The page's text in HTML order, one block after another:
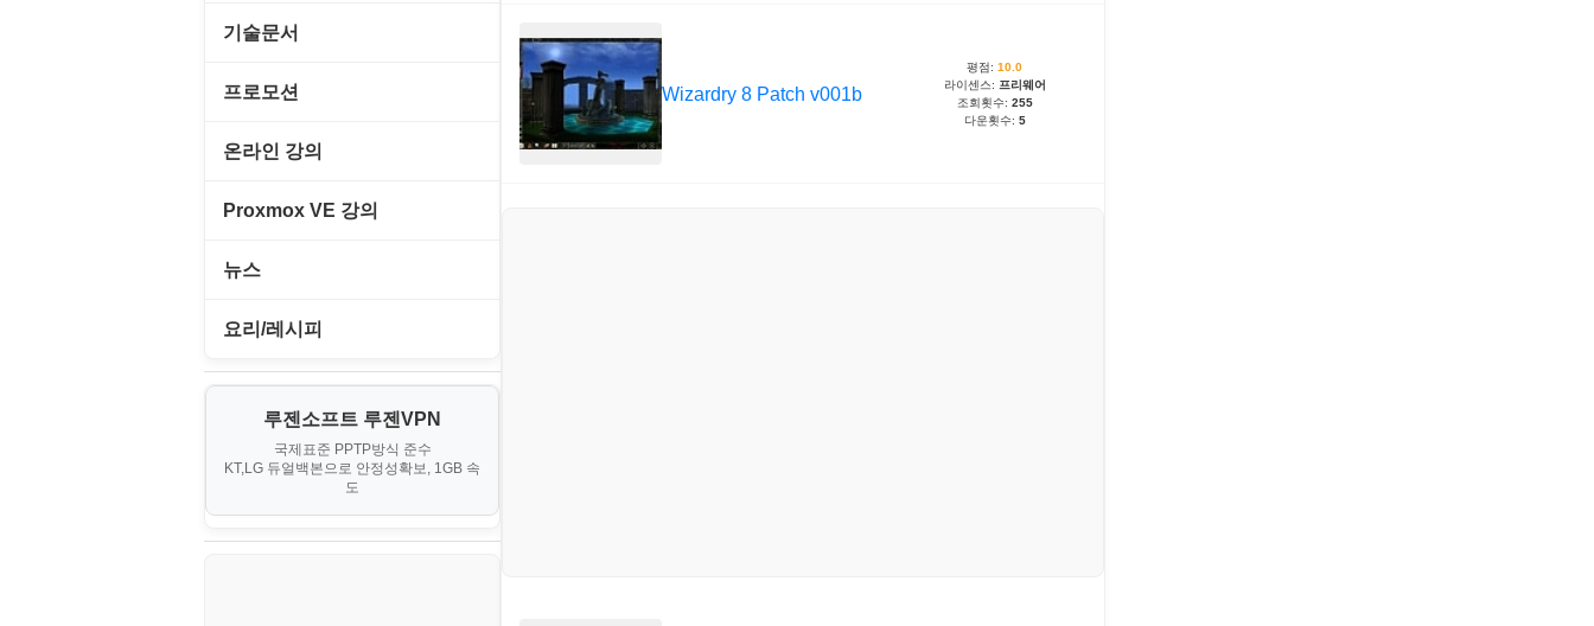
웹 유틸리티
사운드카드
입력장치
저장장치
판매/재고/회계
프로그래밍 관련
경찰청-범죄예방
경찰청-수사
경찰청-외국어번역본
경찰청-외사
계약서
등기소
이력서
Emulator(게임실행기)
오락실게임
휴대용게임
기술문서
C#, .NET, Visual Studio
JavaScript
MacOS/맥북
MCP
MS SQL Server
프로모션
고정아이피.net
엔탑프로(NTOPPRO)
휴폐업조회
온라인 강의
PHP - 고급
부동산
Proxmox VE 강의
I. Proxmox VE 기본 환경 구축
IV. 클러스터 및 고가용성 (HA)
V. 고급 기능 및 CLI 활용
VI. 장애 조치 (Failover) 심화 시
뉴스
IT/보안
게임
경제
부동산
요리/레시피
노하우
소스/양념장
루젠소프트 루젠VPN
국제표준 PPTP방식 준수
KT,LG 듀얼백본으로 안정성확보, 1GB 속
도
Wizardry 8 Patch v001b
평점:10.0
라이센스: 프리웨어
조회횟수: 255
다운횟수: 5